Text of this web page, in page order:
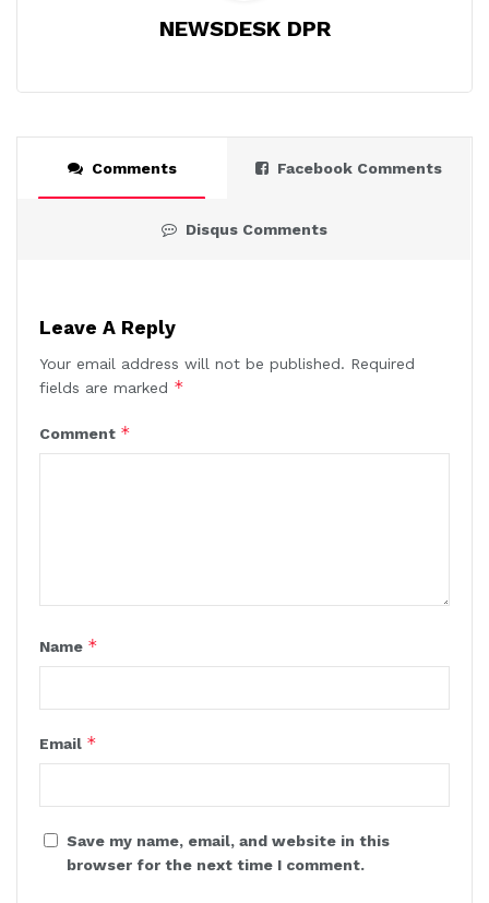
NEWSDESK DPR
Comments Facebook Comments
Disqus Comments
Leave A Reply
Your email address will not be published. Required
fields are marked *
Comment *
Name *
Email *
Save my name, email, and website in this
browser for the next time I comment.